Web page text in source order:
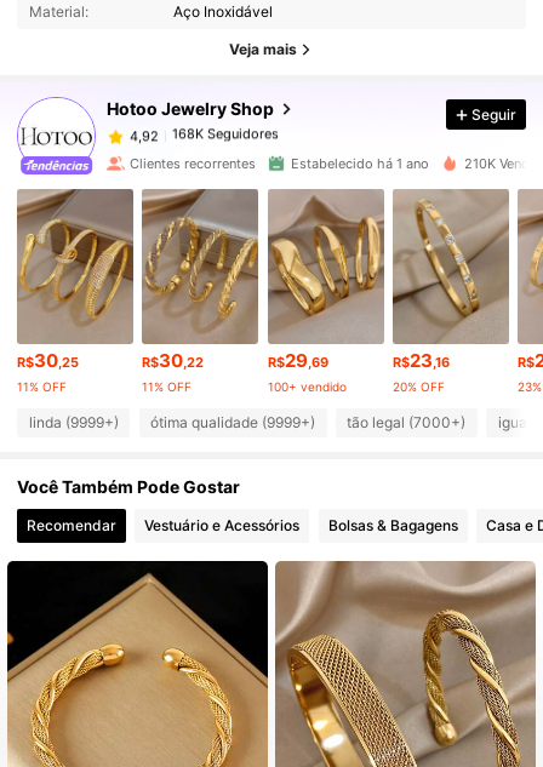
Material: Aço Inoxidável
Veja mais
Hotoo Jewelry Shop
168K Seguidores
4,92
168K Seguidores
a***a pago 1 dia atrás
4,92 168K Seguidores
4,92 168K Seguidores
4,92 168K Seguidores
4,92 168K Seguidores
4,92 168K Seguidores
4,92 168K Seguidores
4,92 168K Seguidores
168K Seguidores
Seguir
Clientes recorrentes Estabelecido há 1 ano 210K
R$30,25
11% OFF
R$30,22
11% OFF
R$29,69
100+ vendido
R$23,16
20% OFF
R$
linda (9999+) ótima qualidade (9999+) tão legal (7000+) igual
Você Também Pode Gostar
Recomendar Vestuário e Acessórios Bolsas & Bagagens Casa e